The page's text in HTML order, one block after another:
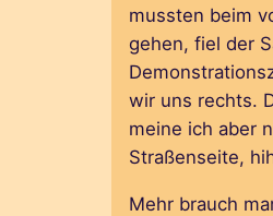
mussten beim
gehen, fiel der
wir uns rechts.
meine ich aber
Straßenseite,
Mehr brauch